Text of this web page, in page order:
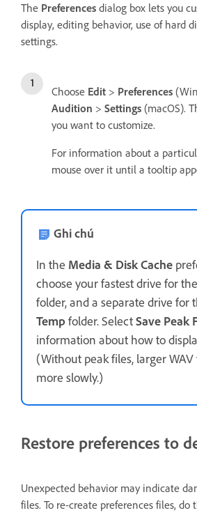
The Preferences dialog box lets you
display, editing behavior, use of hard
settings.
Choose Edit > Preferences
Audition > Settings (macOS).
you want to customize.
For information about a
mouse over it until a tooltip
Ghi chú
In the Media & Disk Cache
choose your fastest drive for the
folder, and a separate drive for
Tempfolder. SelectSave Peak
information about how to
(Without peak files, larger
more slowly.)
Restore preferences to
Unexpected behavior may indicate
files. To re-create preferences files, do